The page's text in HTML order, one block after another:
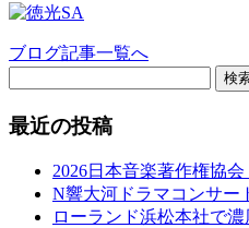
ブログ記事一覧へ
検
最近の投稿
2026日本音楽著作権協
N響大河ドラマコンサー
ローランド浜松本社で